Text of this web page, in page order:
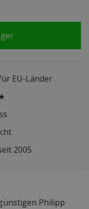
EU-Länder
2005
Philipp